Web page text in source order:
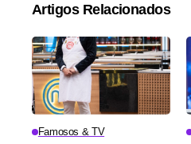
Artigos Relacionados
Famosos & TV